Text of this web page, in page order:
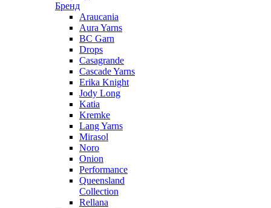
Бренд
Araucania
Aura Yarns
BC Garn
Drops
Casagrande
Cascade Yarns
Erika Knight
Jody Long
Katia
Kremke
Lang Yarns
Mirasol
Noro
Onion
Performance
Queensland
Collection
Rellana